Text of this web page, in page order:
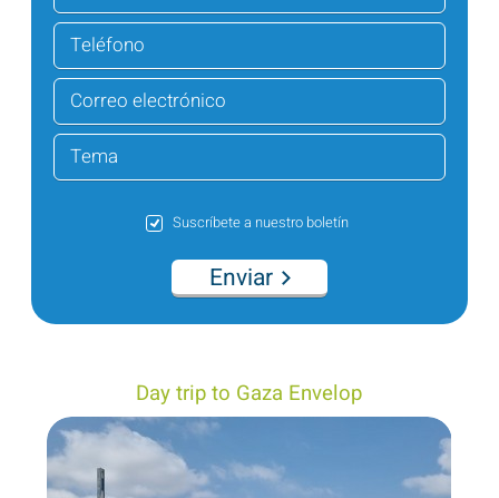
Suscríbete a nuestro boletín
Enviar
Day trip to Gaza Envelop